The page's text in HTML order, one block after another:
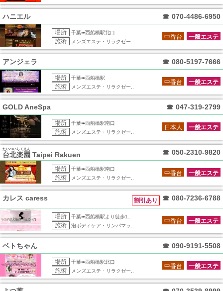
ハニエル ☎ 070-4486-6950
場所 千葉➠西船橋駅北口
施術 メンズエステ・リラクゼー..
一般エステ
中香台
アンジェラ ☎ 080-5197-7666
場所 千葉➠西船橋駅
施術 メンズエステ・リラクゼー..
一般エステ
中香台
GOLD AneSpa ☎ 047-319-2799
場所 千葉➠西船橋駅南口
施術 メンズエステ・リラクゼー..
一般エステ
日本人
台北楽園
たいぺいらくえん
Taipei Rakuen ☎ 050-2310-9820
場所 千葉➠西船橋駅南口
施術 メンズエステ・リラクゼー..
一般エステ
中香台
カレス caress ☎ 080-7236-6788
割引あり
場所 千葉➠西船橋駅より徒歩1..
施術 泡ボディケア・リンパマッ..
一般エステ
中香台
ベトちゃん ☎ 090-9191-5508
場所 千葉➠西船橋駅北口
施術 メンズエステ・リラクゼー..
一般エステ
中香台